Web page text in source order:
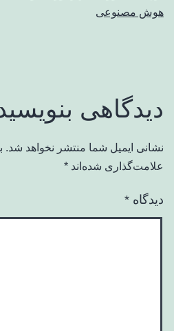
هوش مصنوعی
دیدگاهی
نشانی ایمیل شما منتشر نخواهد شد.
علامت‌گذاری شده‌اند *
دیدگاه *